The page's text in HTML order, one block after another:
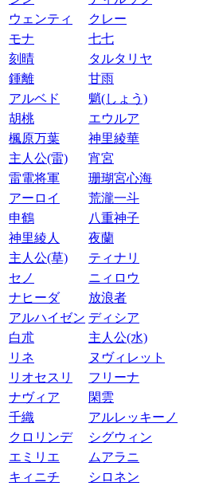
ウェンティ
クレー
モナ
七七
刻晴
タルタリヤ
鍾離
甘雨
アルベド
魈(しょう)
胡桃
エウルア
楓原万葉
神里綾華
主人公(雷)
宵宮
雷電将軍
珊瑚宮心海
アーロイ
荒瀧一斗
申鶴
八重神子
神里綾人
夜蘭
主人公(草)
ティナリ
セノ
ニィロウ
ナヒーダ
放浪者
アルハイゼン ディシア
白朮
主人公(水)
リネ
ヌヴィレット
リオセスリ
フリーナ
ナヴィア
閑雲
千織
アルレッキーノ
クロリンデ
シグウィン
エミリエ
ムアラニ
キィニチ
シロネン